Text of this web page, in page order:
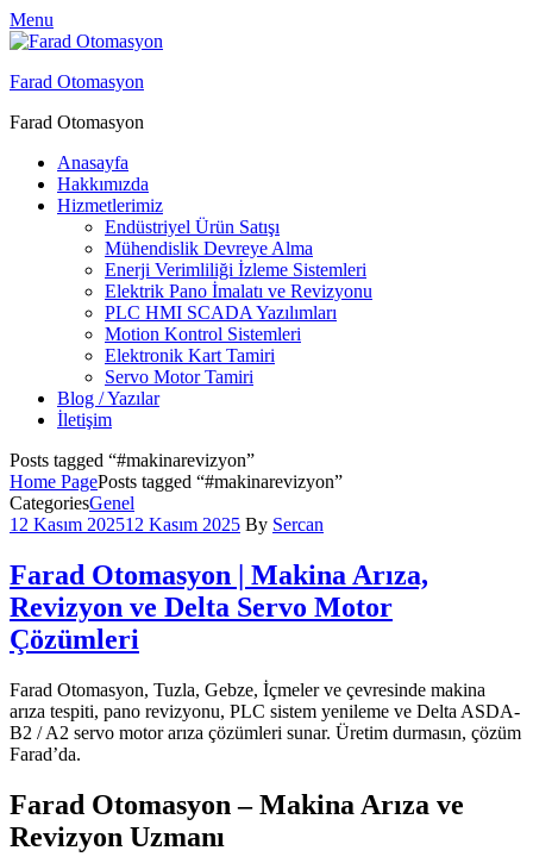
Menu
Farad Otomasyon
Farad Otomasyon
Anasayfa
Hakkımızda
Hizmetlerimiz
Endüstriyel Ürün Satışı
Mühendislik Devreye Alma
Enerji Verimliliği İzleme Sistemleri
Elektrik Pano İmalatı ve Revizyonu
PLC HMI SCADA Yazılımları
Motion Kontrol Sistemleri
Elektronik Kart Tamiri
Servo Motor Tamiri
Blog / Yazılar
İletişim
Posts tagged “#makinarevizyon”
Home PagePosts tagged “#makinarevizyon”
CategoriesGenel
12 Kasım 202512 Kasım 2025 By Sercan
Farad Otomasyon | Makina Arıza,
Revizyon ve Delta Servo Motor
Çözümleri
Farad Otomasyon, Tuzla, Gebze, İçmeler ve çevresinde makina
arıza tespiti, pano revizyonu, PLC sistem yenileme ve Delta ASDA-
B2 / A2 servo motor arıza çözümleri sunar. Üretim durmasın, çözüm
Farad’da.
Farad Otomasyon – Makina Arıza ve
Revizyon Uzmanı